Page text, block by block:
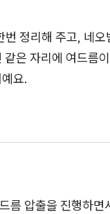
번 정리해 주고, 네
은 자리에 여드름
요.
름 압출을 진행하면